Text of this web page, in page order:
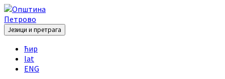
Skip
to
content
Skip
to
left
sidebar
Skip
to
right
sidebar
Skip
to
footer
Језици и претрага
Choose
language:
ћир
lat
ENG